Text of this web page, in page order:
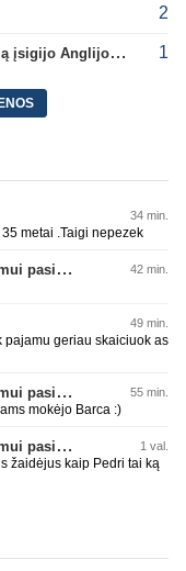
2
Oficialu: „Leeds“ už rekordinę klubui sumą įsigijo Anglijos rinktinės vartininką 1
34 min.
metai .Taigi nepezek
Paaiškėjo, kas turėjo įtakos Rodri sprendimui pasirinkti Barselonos pusę 42 min.
49 min.
pajamu geriau skaiciuok as
Paaiškėjo, kas turėjo įtakos Rodri sprendimui pasirinkti Barselonos pusę 55 min.
mokėjo Barca :)
Paaiškėjo, kas turėjo įtakos Rodri sprendimui pasirinkti Barselonos pusę 1 val.
žaidėjus kaip Pedri tai ką